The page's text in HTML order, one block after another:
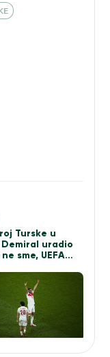
Turske u
uradio
sme, UEFA